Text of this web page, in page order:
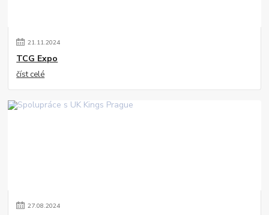
21.11.2024
TCG Expo
číst celé
27.08.2024